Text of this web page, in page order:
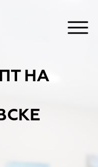
НА